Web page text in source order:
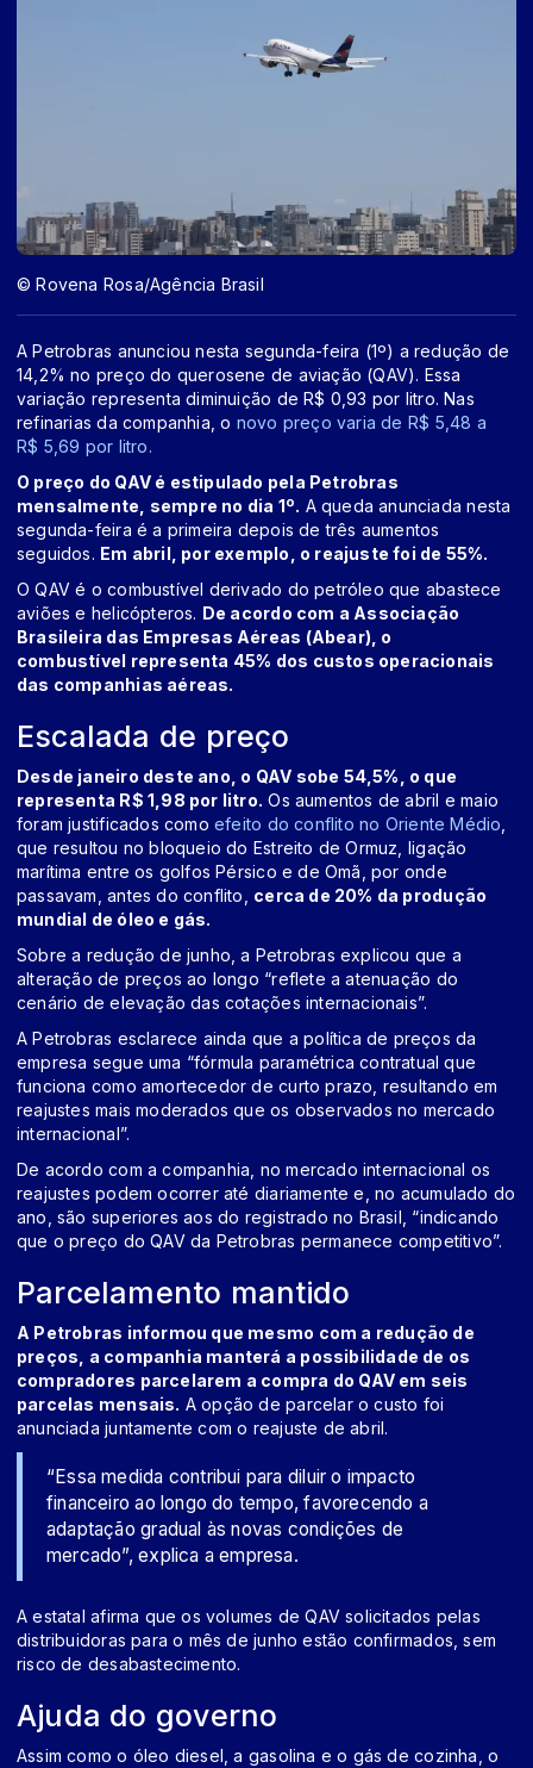
© Rovena Rosa/Agência Brasil
A Petrobras anunciou nesta segunda-feira (1º) a redução de
14,2% no preço do querosene de aviação (QAV). Essa
variação representa diminuição de R$ 0,93 por litro. Nas
refinarias da companhia, o novo preço varia de R$ 5,48 a
R$ 5,69 por litro.
O preço do QAV é estipulado pela Petrobras
mensalmente, sempre no dia 1º. A queda anunciada nesta
segunda-feira é a primeira depois de três aumentos
seguidos. Em abril, por exemplo, o reajuste foi de 55%.
O QAV é o combustível derivado do petróleo que abastece
aviões e helicópteros. De acordo com a Associação
Brasileira das Empresas Aéreas (Abear), o
combustível representa 45% dos custos operacionais
das companhias aéreas.
Escalada de preço
Desde janeiro deste ano, o QAV sobe 54,5%, o que
representa R$ 1,98 por litro. Os aumentos de abril e maio
foram justificados comoefeito do conflito no Oriente Médio
que resultou no bloqueio do Estreito de Ormuz, ligação
marítima entre os golfos Pérsico e de Omã, por onde
passavam, antes do conflito, cerca de 20% da produção
mundial de óleo e gás.
Sobre a redução de junho, a Petrobras explicou que a
alteração de preços ao longo “reflete a atenuação do
cenário de elevação das cotações internacionais”.
A Petrobras esclarece ainda que a política de preços da
empresa segue uma “fórmula paramétrica contratual que
funciona como amortecedor de curto prazo, resultando em
reajustes mais moderados que os observados no mercado
internacional”.
De acordo com a companhia, no mercado internacional os
reajustes podem ocorrer até diariamente e, no acumulado do
ano, são superiores aos do registrado no Brasil, “indicando
que o preço do QAV da Petrobras permanece competitivo”.
Parcelamento mantido
A Petrobras informou que mesmo com a redução de
preços, a companhia manterá a possibilidade de os
compradores parcelarem a compra do QAV em seis
parcelas mensais. A opção de parcelar o custo foi
anunciada juntamente com o reajuste de abril.
“Essa medida contribui para diluir o impacto
financeiro ao longo do tempo, favorecendo a
adaptação gradual às novas condições de
mercado”, explica a empresa.
A estatal afirma que os volumes de QAV solicitados pelas
distribuidoras para o mês de junho estão confirmados, sem
risco de desabastecimento.
Ajuda do governo
Assim como o óleo diesel, a gasolina e o gás de cozinha, o